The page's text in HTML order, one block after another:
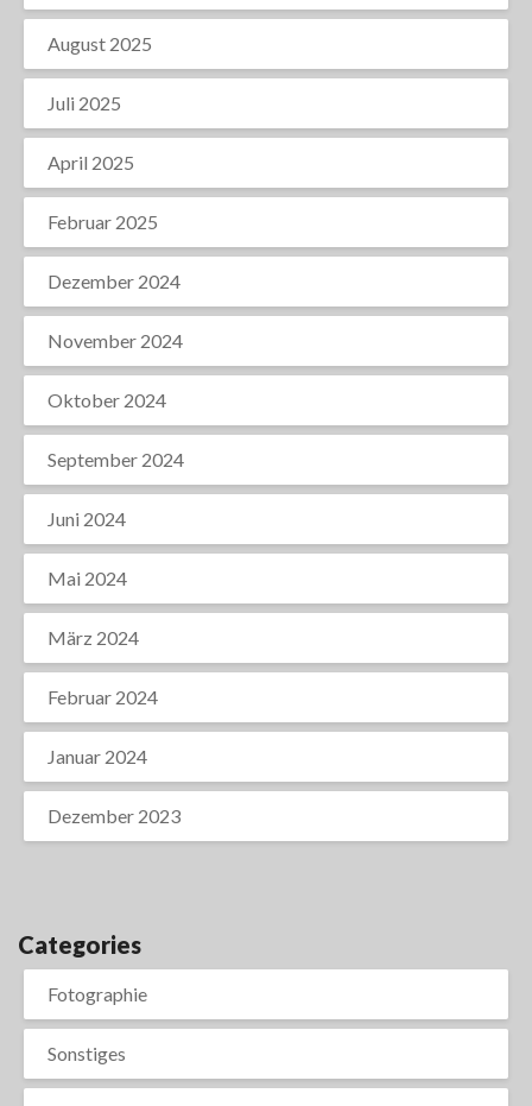
August 2025
Juli 2025
April 2025
Februar 2025
Dezember 2024
November 2024
Oktober 2024
September 2024
Juni 2024
Mai 2024
März 2024
Februar 2024
Januar 2024
Dezember 2023
Categories
Fotographie
Sonstiges